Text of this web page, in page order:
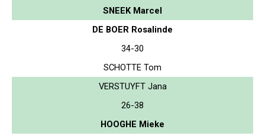
SNEEK Marcel
DE BOER Rosalinde
34-30
SCHOTTE Tom
VERSTUYFT Jana
26-38
HOOGHE Mieke